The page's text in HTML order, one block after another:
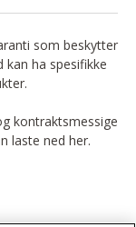
som beskytter
kan ha spesifikke
kontraktsmessige
laste ned her.